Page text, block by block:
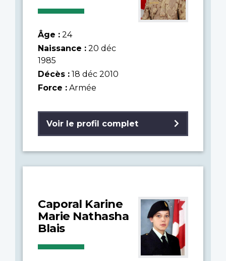
Âge : 24
Naissance : 20 déc
1985
Décès : 18 déc 2010
Force : Armée
Voir le profil complet
Caporal Karine
Marie Nathasha
Blais